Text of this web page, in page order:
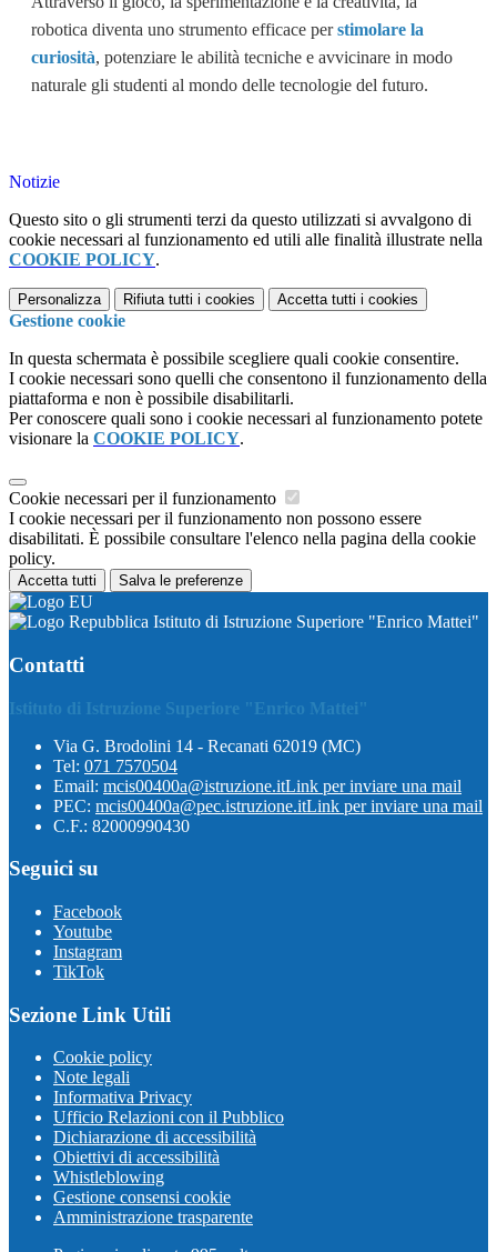
robotica diventa uno strumento efficace perstimolare la
curiosità, potenziare le abilità tecniche e avvicinare in modo
naturale gli studenti al mondo delle tecnologie del futuro.
Notizie
Questo sito o gli strumenti terzi da questo utilizzati si avvalgono di
cookie necessari al funzionamento ed utili alle finalità illustrate nella
COOKIE POLICY.
Personalizza Rifiuta tutti i cookies Accetta tutti i cookies
Gestione cookie
In questa schermata è possibile scegliere quali cookie consentire.
I cookie necessari sono quelli che consentono il funzionamento della
piattaforma e non è possibile disabilitarli.
Per conoscere quali sono i cookie necessari al funzionamento potete
visionare la COOKIE POLICY.
Cookie necessari per il funzionamento
I cookie necessari per il funzionamento non possono essere
disabilitati. È possibile consultare l'elenco nella pagina della cookie
policy.
Accetta tutti Salva le preferenze
Istituto di Istruzione Superiore "Enrico Mattei"
Contatti
Istituto di Istruzione Superiore "Enrico Mattei"
Via G. Brodolini 14 - Recanati 62019 (MC)
Tel: 071 7570504
Email: mcis00400a@istruzione.itLink per inviare una mail
PEC: mcis00400a@pec.istruzione.itLink per inviare una mail
C.F.: 82000990430
Seguici su
Facebook
Youtube
Instagram
TikTok
Sezione Link Utili
Cookie policy
Note legali
Informativa Privacy
Ufficio Relazioni con il Pubblico
Dichiarazione di accessibilità
Obiettivi di accessibilità
Whistleblowing
Gestione consensi cookie
Amministrazione trasparente